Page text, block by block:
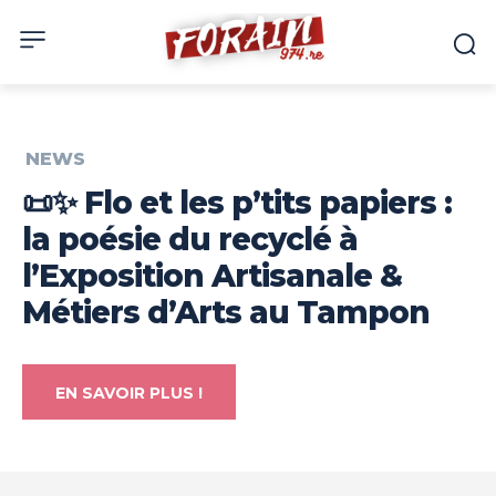
NEWS
📜✨ Flo et les p’tits papiers :
la poésie du recyclé à
l’Exposition Artisanale &
Métiers d’Arts au Tampon
EN SAVOIR PLUS !